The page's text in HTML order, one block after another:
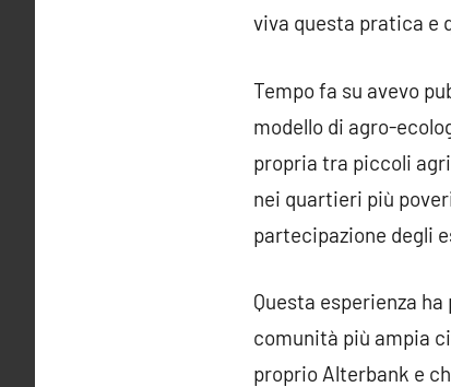
viva questa pratica e
Tempo fa su avevo
modello di agro-
propria tra piccoli
nei quartieri più
partecipazione degli
Questa esperienza
comunità più ampia
proprio Alterbank e